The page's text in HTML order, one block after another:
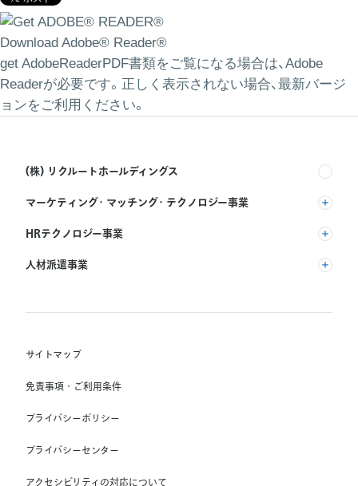
Download Adobe® Reader®
get AdobeReaderPDF書類をご覧になる場合は、Adobe
Readerが必要です。正しく表示されない場合、最新バージ
ョンをご利用ください。
(株) リクルートホールディングス
マーケティング・マッチング・テクノロジー事業
(株) リクルート
HRテクノロジー事業
(株) インディードリクルートパートナーズ
Indeed, Inc.
人材派遣事業
(株) スタッフサービス・ホールディングス
Unique NV
サイトマップ
免責事項・ご利用条件
プライバシーポリシー
プライバシーセンター
アクセシビリティの対応について